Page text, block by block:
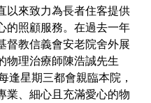
以來致力為長者住客提供
的照顧服務。在過去一年
督教信義會安老院舍外展
物理治療師陳浩誠先生
逢星期三都會親臨本院，
業、細心且充滿愛心的物